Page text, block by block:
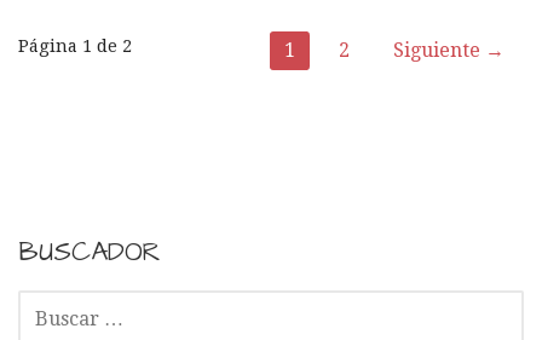
e
g
Página 1 de 2 1 2 Siguiente →
BUSCADOR